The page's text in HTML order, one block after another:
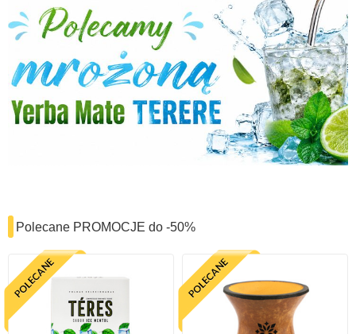
Polecane PROMOCJE do -50%